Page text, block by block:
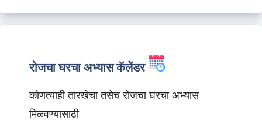
रोजचा घरचा अभ्यास कॅलेंडर
कोणत्याही तारखेचा तसेच रोजचा घरचा अभ्यास
मिळवण्यासाठी